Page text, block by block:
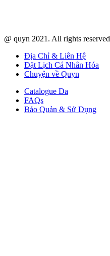
@ quyn 2021. All rights reserved
Địa Chỉ & Liên Hệ
Đặt Lịch Cá Nhân Hóa
Chuyện về Quyn
Catalogue Da
FAQs
Bảo Quản & Sử Dụng